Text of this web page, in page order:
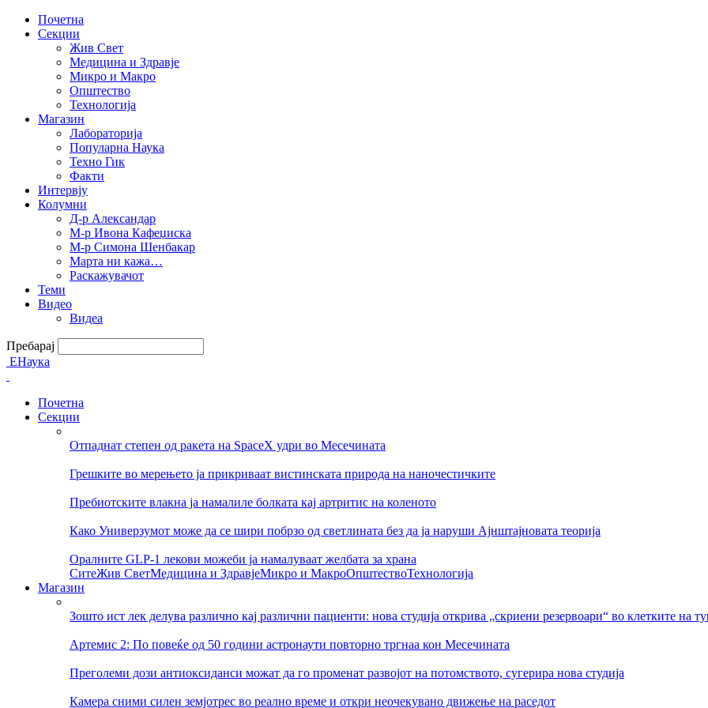
Почетна
Секции
Жив Свет
Медицина и Здравје
Микро и Макро
Општество
Технологија
Магазин
Лабораторија
Популарна Наука
Техно Гик
Факти
Интервју
Колумни
Д-р Александар
М-р Ивона Кафеџиска
М-р Симона Шенбакар
Марта ни кажа…
Раскажувачот
Теми
Видео
Видеа
Пребарај
ЕНаука
Почетна
Секции
Отпаднат степен од ракета на SpaceX удри во Месечината
Грешките во мерењето ја прикриваат вистинската природа на наночестичките
Пребиотските влакна ја намалиле болката кај артритис на коленото
Како Универзумот може да се шири побрзо од светлината без да ја наруши Ајнштајновата теорија
Оралните GLP-1 лекови можеби ја намалуваат желбата за храна
СитеЖив СветМедицина и ЗдравјеМикро и МакроОпштествоТехнологија
Магазин
Зошто ист лек делува различно кај различни пациенти: нова студија открива „скриени резервоари“ во клетките на
Артемис 2: По повеќе од 50 години астронаути повторно тргнаа кон Месечината
Преголеми дози антиоксиданси можат да го променат развојот на потомството, сугерира нова студија
Камера сними силен земјотрес во реално време и откри неочекувано движење на раседот